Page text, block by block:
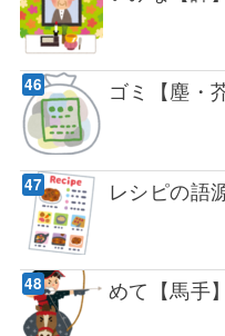
ゴミ【塵・
レシピの語
めて【馬手